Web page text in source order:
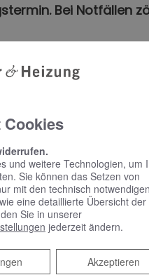
Bei Notfällen
Cookies
und weitere Technologien, um
Sie können das Setzen von
mit den technisch notwendigen
eine detaillierte Übersicht der
Sie in unserer
jederzeit ändern.
Akzeptieren